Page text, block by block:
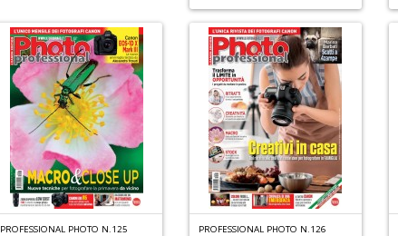
PROFESSIONAL PHOTO N.125 PROFESSIONAL PHOTO N.126